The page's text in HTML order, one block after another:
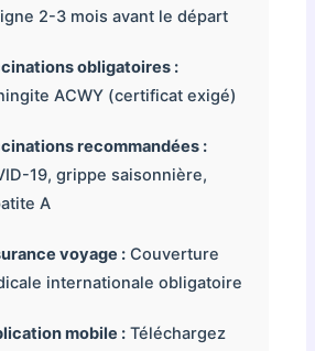
2-3 mois avant le départ
obligatoires :
ACWY (certificat exigé)
recommandées :
19, grippe saisonnière,
A
voyage : Couverture
internationale obligatoire
mobile : Téléchargez